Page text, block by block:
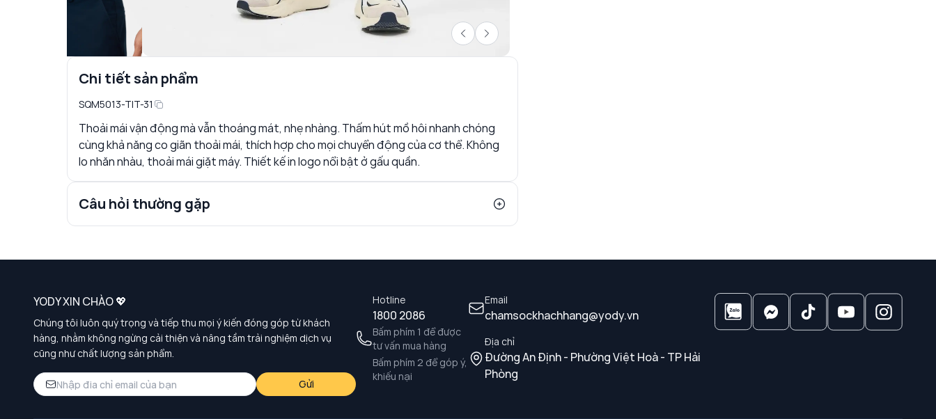
Chi tiết sản phẩm
SQM5013-TIT-31
Thoải mái vận động mà vẫn thoáng mát, nhẹ nhàng. Thấm hút mồ hôi nhanh chóng
cùng khả năng co giãn thoải mái, thích hợp cho mọi chuyển động của cơ thể. Không
lo nhăn nhàu, thoải mái giặt máy. Thiết kế in logo nổi bật ở gấu quần.
Câu hỏi thường gặp
Hotline
1800 2086
Bấm phím 1 để được
tư vấn mua hàng
Bấm phím 2 để góp ý,
khiếu nại
Email
chamsockhachhang@yody.vn
Địa chỉ
Đường An Định - Phường Việt Hoà - TP Hải
Phòng
YODY XIN CHÀO 💖
Chúng tôi luôn quý trọng và tiếp thu mọi ý kiến đóng góp từ khách
hàng, nhằm không ngừng cải thiện và nâng tầm trải nghiệm dịch vụ
cũng như chất lượng sản phẩm.
Gửi